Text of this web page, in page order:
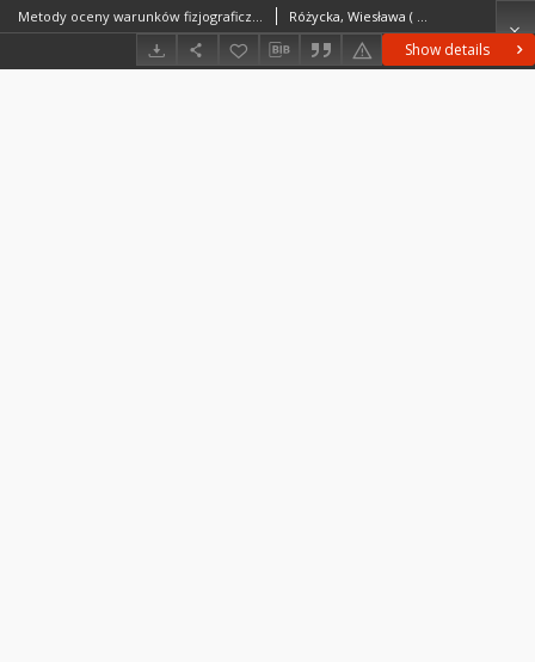
Show details
Metody oceny warunków fizjograficznych dla potrzeb planowania przestrzennego miast = Methods of evaluating physiographic conditions for town planning purposes = Metody ocenki fiziografičeskih uslovij dla nužd planirovaniâ gorodov Różycka, Wiesława ( –2004)